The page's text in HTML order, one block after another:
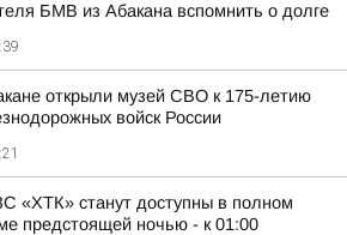
БМВ из Абакана вспомнить о долге
открыли музей СВО к 175-летию
войск России
«ХТК» станут доступны в полном
предстоящей ночью - к 01:00